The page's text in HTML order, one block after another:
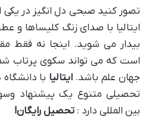
تصور کنید صبحی دل انگیز در یکی
ایتالیا با صدای زنگ کلیساها و
بیدار می شوید. اینجا نه فقط
است که می تواند سکوی پرتاب
جهان علم باشد. ایتالیا با
تحصیلی متنوع یک پیشنهاد
بین المللی دارد : تحصیل رایگان!